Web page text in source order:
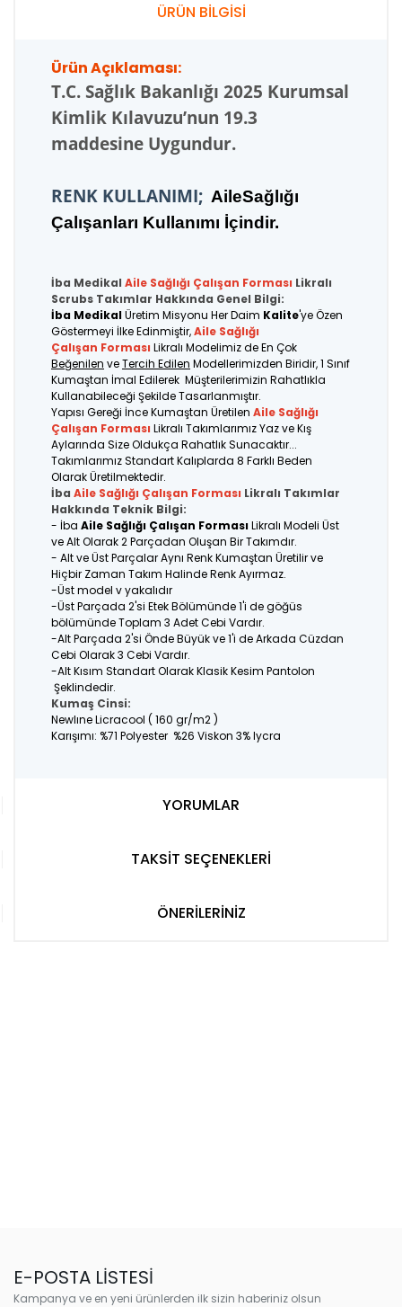
ÜRÜN BİLGİSİ
Ürün Açıklaması:
T.C. Sağlık Bakanlığı 2025 Kurumsal
Kimlik Kılavuzu’nun 19.3
maddesine Uygundur.
RENK KULLANIMI; AileSağlığı
Çalışanları Kullanımı İçindir.
İba Medikal Aile Sağlığı Çalışan Forması Likralı
Scrubs Takımlar Hakkında Genel Bilgi:
İba MedikalÜretim Misyonu Her Daim Kalite'ye Özen
Göstermeyi İlke Edinmiştir,Aile Sağlığı
Çalışan Forması Likralı Modelimiz de En Çok
Beğenilen veTercih Edilen Modellerimizden Biridir, 1 Sınıf
Kumaştan İmal Edilerek Müşterilerimizin Rahatlıkla
Kullanabileceği Şekilde Tasarlanmıştır.
Yapısı Gereği İnce Kumaştan Üretilen Aile Sağlığı
Çalışan Forması Likralı Takımlarımız Yaz ve Kış
Aylarında Size Oldukça Rahatlık Sunacaktır...
Takımlarımız Standart Kalıplarda 8 Farklı Beden
Olarak Üretilmektedir.
İba Aile Sağlığı Çalışan Forması Likralı Takımlar
Hakkında Teknik Bilgi:
- İba Aile Sağlığı Çalışan FormasıLikralı Modeli Üst
ve Alt Olarak 2 Parçadan Oluşan Bir Takımdır.
- Alt ve Üst Parçalar Aynı Renk Kumaştan Üretilir ve
Hiçbir Zaman Takım Halinde Renk Ayırmaz.
-Üst model v yakalıdır
-Üst Parçada 2'si Etek Bölümünde 1'i de göğüs
bölümünde Toplam 3 Adet Cebi Vardır.
-Alt Parçada 2'si Önde Büyük ve 1'i de Arkada Cüzdan
Cebi Olarak 3 Cebi Vardır.
-Alt Kısım Standart Olarak Klasik Kesim Pantolon
Şeklindedir.
Kumaş Cinsi:
Newlıne Licracool ( 160 gr/m2 )
Karışımı: %71 Polyester %26 Viskon 3% lycra
YORUMLAR
TAKSİT SEÇENEKLERİ
ÖNERİLERİNİZ
E-POSTA LİSTESİ
Kampanya ve en yeni ürünlerden ilk sizin haberiniz olsun